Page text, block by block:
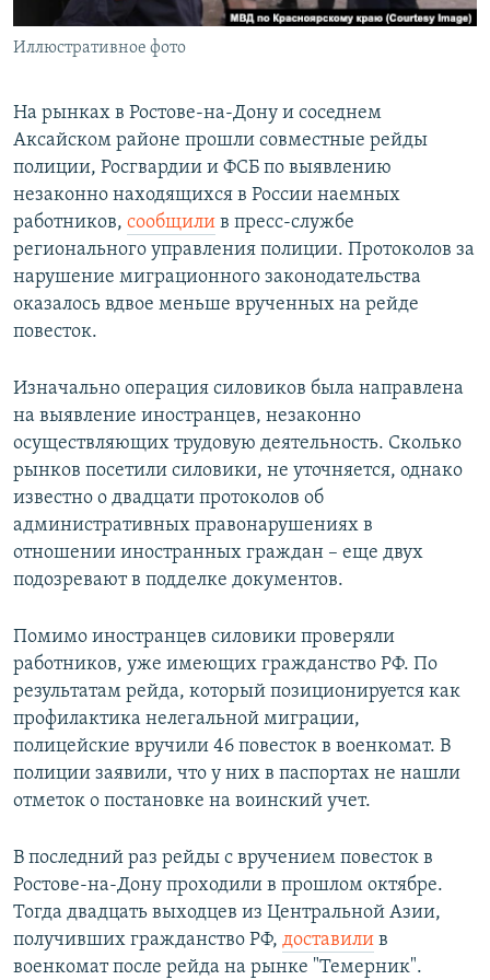
Иллюстративное фото
На рынках в Ростове-на-Дону и соседнем
Аксайском районе прошли совместные рейды
полиции, Росгвардии и ФСБ по выявлению
незаконно находящихся в России наемных
работников, сообщили в пресс-службе
регионального управления полиции. Протоколов за
нарушение миграционного законодательства
оказалось вдвое меньше врученных на рейде
повесток.
Изначально операция силовиков была направлена
на выявление иностранцев, незаконно
осуществляющих трудовую деятельность. Сколько
рынков посетили силовики, не уточняется, однако
известно о двадцати протоколов об
административных правонарушениях в
отношении иностранных граждан – еще двух
подозревают в подделке документов.
Помимо иностранцев силовики проверяли
работников, уже имеющих гражданство РФ. По
результатам рейда, который позиционируется как
профилактика нелегальной миграции,
полицейские вручили 46 повесток в военкомат. В
полиции заявили, что у них в паспортах не нашли
отметок о постановке на воинский учет.
В последний раз рейды с вручением повесток в
Ростове-на-Дону проходили в прошлом октябре.
Тогда двадцать выходцев из Центральной Азии,
получивших гражданство РФ, доставили в
военкомат после рейда на рынке "Темерник".